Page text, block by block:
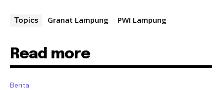
Topics Granat Lampung PWI Lampung
Read more
Berita